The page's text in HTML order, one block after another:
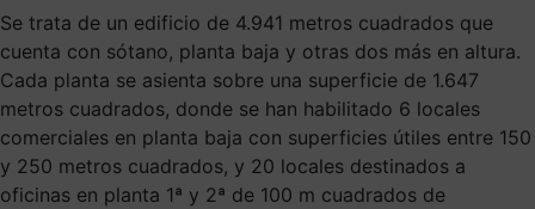
Se trata de un edificio de 4.941 metros cuadrados que
cuenta con sótano, planta baja y otras dos más en altura.
Cada planta se asienta sobre una superficie de 1.647
metros cuadrados, donde se han habilitado 6 locales
comerciales en planta baja con superficies útiles entre 150
y 250 metros cuadrados, y 20 locales destinados a
oficinas en planta 1ª y 2ª de 100 m cuadrados de